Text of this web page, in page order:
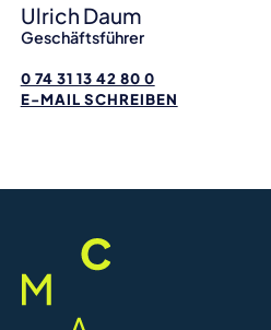
Ulrich Daum
Geschäftsführer
0 74 31 13 42 80 0
E-MAIL SCHREIBEN